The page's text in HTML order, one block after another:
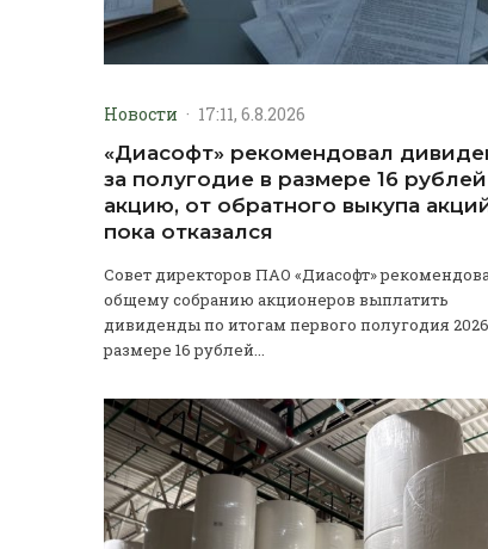
Новости · 17:11, 6.8.2026
«Диасофт» рекомендовал
за полугодие в размере 16
акцию, от обратного выкупа
пока отказался
Совет директоров ПАО «Диасофт»
общему собранию акционеров выплатить
дивиденды по итогам первого полугодия
размере 16 рублей...